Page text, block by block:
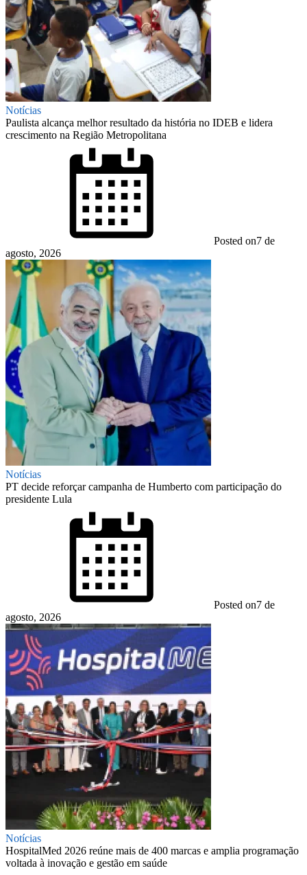
Notícias
Paulista alcança melhor resultado da história no IDEB e lidera
crescimento na Região Metropolitana
Posted on7 de
agosto, 2026
Notícias
PT decide reforçar campanha de Humberto com participação do
presidente Lula
Posted on7 de
agosto, 2026
Notícias
HospitalMed 2026 reúne mais de 400 marcas e amplia programação
voltada à inovação e gestão em saúde